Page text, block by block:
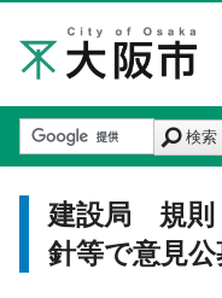
検索
建設局 規則
針等で意見